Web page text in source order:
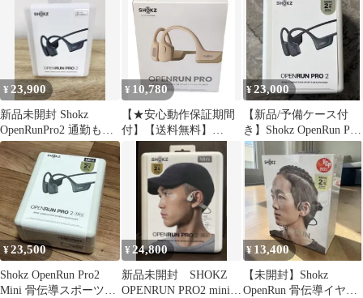
¥23,900
新品未開封 Shokz
OpenRunPro2 通勤もジ
ムもスマートにこなす
一台
¥ 10,780
【★安心動作保証期間
付】【送料無料】
SHOKZ OPENRUN PRO
骨伝導イヤホン ベージ
ュ S810
¥23,000
【新品/予備ケース付
き】Shokz OpenRun Pro
2 骨伝導イヤホン
¥23,500
Shokz OpenRun Pro2
Mini 骨伝導スポーツイ
¥ 24,800
新品未開封 SHOKZ
OPENRUN PRO2 mini
¥ 13,400
【未開封】Shokz
OpenRun 骨伝導イヤホ